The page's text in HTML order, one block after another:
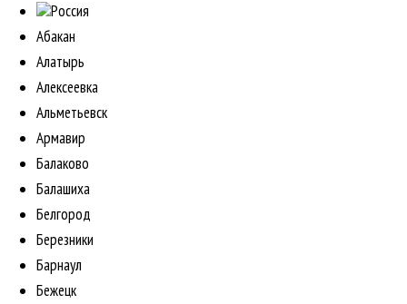
Россия
Абакан
Алатырь
Алексеевка
Альметьевск
Армавир
Балаково
Балашиха
Белгород
Березники
Барнаул
Бежецк